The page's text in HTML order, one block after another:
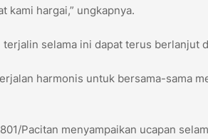
kami hargai,” ungkapnya.
selama ini dapat terus berlanjut
harmonis untuk bersama-sama
Pacitan menyampaikan ucapan